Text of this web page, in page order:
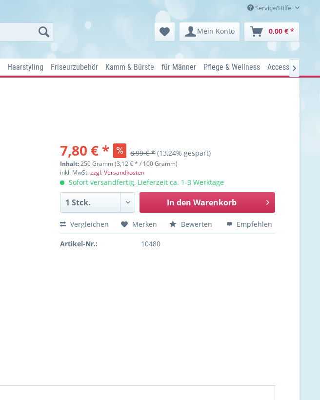
Service/Hilfe
Mein Konto 0,00 € *
Haarstyling Friseurzubehör Kamm & Bürste für Männer Pflege & Wellness Accessoires

7,80 € * 8,99 € * (13,24% gespart)
Inhalt:250 Gramm (3,12 € * / 100 Gramm)
inkl. MwSt.zzgl. Versandkosten
Sofort versandfertig, Lieferzeit ca. 1-3 Werktage
In den Warenkorb
Vergleichen Merken Bewerten Empfehlen
Artikel-Nr.: 10480